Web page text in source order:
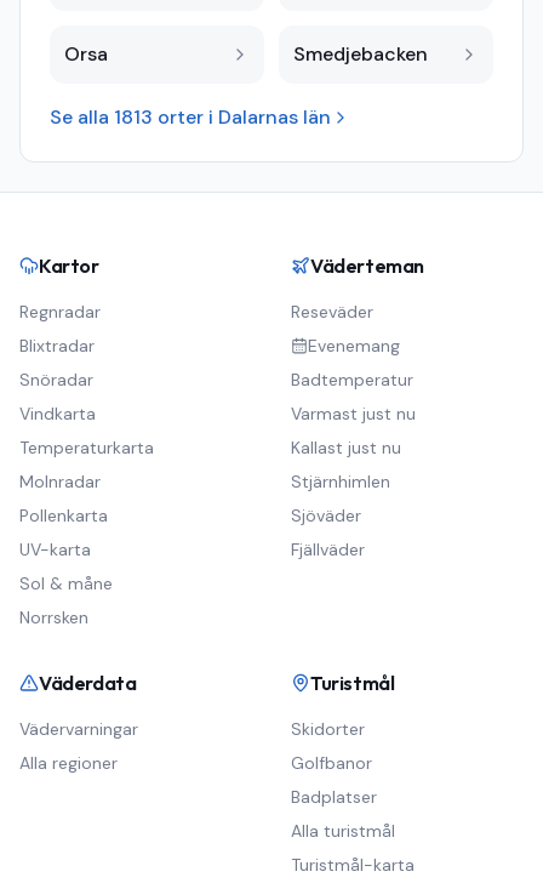
Orsa Smedjebacken
Se alla 1813 orter i Dalarnas län
Kartor
Regnradar
Blixtradar
Snöradar
Vindkarta
Temperaturkarta
Molnradar
Pollenkarta
UV-karta
Sol & måne
Norrsken
Väderteman
Reseväder
Evenemang
Badtemperatur
Varmast just nu
Kallast just nu
Stjärnhimlen
Sjöväder
Fjällväder
Väderdata
Vädervarningar
Alla regioner
Turistmål
Skidorter
Golfbanor
Badplatser
Alla turistmål
Turistmål-karta